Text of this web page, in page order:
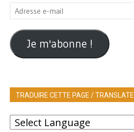
Adresse
e-
mail
Je m'abonne !
TRADUIRE CETTE PAGE / TRANSLATE